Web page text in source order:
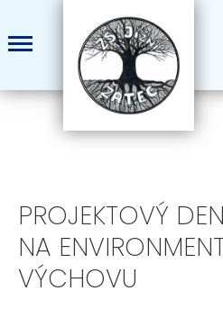
PROJEKTOVÝ
NA
VÝCHOVU